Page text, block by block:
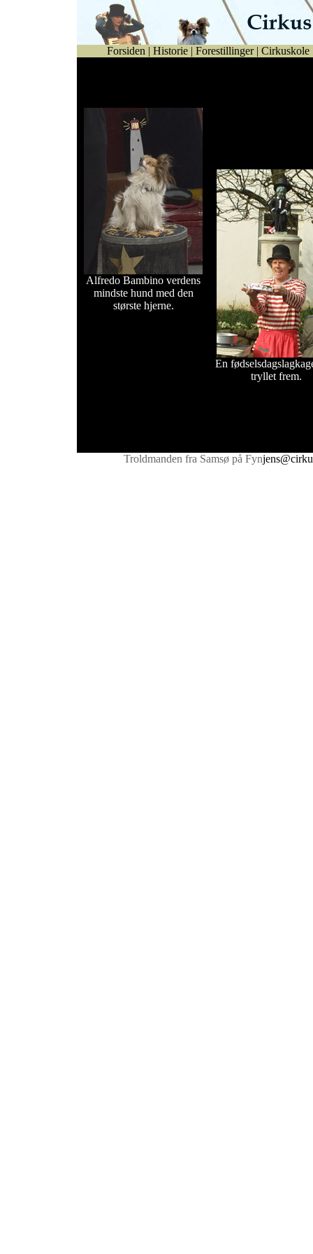
Forsiden | Historie | Forestillinger | Cirkuskole
Alfredo Bambino verdens
mindste hund med den
største hjerne.
En
tryllet frem.
Troldmanden fra Samsø på Fyn